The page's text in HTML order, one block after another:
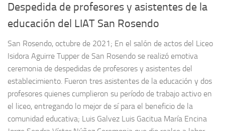
Despedida de profesores y asistentes de la
educación del LIAT San Rosendo
San Rosendo, octubre de 2021; En el salón de actos del Liceo
Isidora Aguirre Tupper de San Rosendo se realizó emotiva
ceremonia de despedidas de profesores y asistentes del
establecimiento. Fueron tres asistentes de la educación y dos
profesores quienes cumplieron su período de trabajo activo en
el liceo, entregando lo mejor de sí para el beneficio de la
comunidad educativa; Luis Galvez Luis Gacitua María Encina